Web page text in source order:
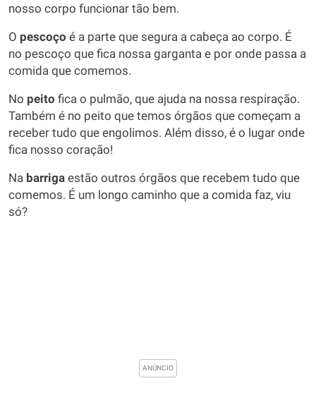
nosso corpo funcionar tão bem.
O pescoço é a parte que segura a cabeça ao corpo. É
no pescoço que fica nossa garganta e por onde passa a
comida que comemos.
No peito fica o pulmão, que ajuda na nossa respiração.
Também é no peito que temos órgãos que começam a
receber tudo que engolimos. Além disso, é o lugar onde
fica nosso coração!
Na barriga estão outros órgãos que recebem tudo que
comemos. É um longo caminho que a comida faz, viu
só?